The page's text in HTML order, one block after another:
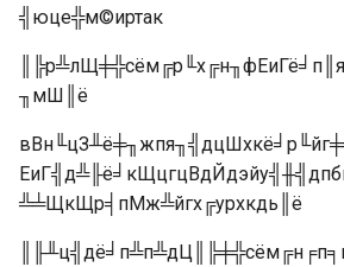
╣юце╬м©иртак
╖мШ║ё
╩╧ЩкЩр╡пМж╩йгх╔урхкдь║ё